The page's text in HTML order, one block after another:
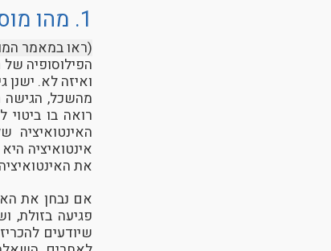
1. מהו מוסר?
(ראו במאמר
הפילוסופיה
ואיזה לא.
מהשכל, הגישה
רואה בו
האינטואיציה
אינטואיציה
את
אם נבחן את
פגיעה בזולת,
שיודעים